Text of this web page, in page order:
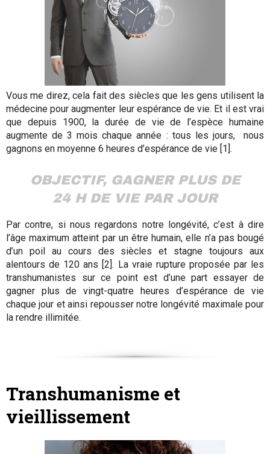
Vous me direz, cela fait des siècles que les gens utilisent la
médecine pour augmenter leur espérance de vie. Et il est vrai
que depuis 1900, la durée de vie de l’espèce humaine
augmente de 3 mois chaque année : tous les jours, nous
gagnons en moyenne 6 heures d’espérance de vie [1].
OBJECTIF, GAGNER PLUS DE
24 H DE VIE PAR JOUR
Par contre, si nous regardons notre longévité, c’est à dire
l’âge maximum atteint par un être humain, elle n’a pas bougé
d’un poil au cours des siècles et stagne toujours aux
alentours de 120 ans [2]. La vraie rupture proposée par les
transhumanistes sur ce point est d’une part essayer de
gagner plus de vingt-quatre heures d’espérance de vie
chaque jour et ainsi repousser notre longévité maximale pour
la rendre illimitée.
Transhumanisme et
vieillissement